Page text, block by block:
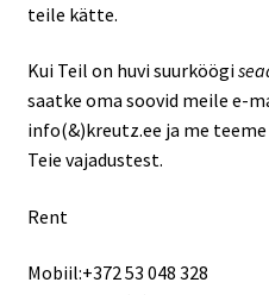
Teenused
Transport
teile kätte.
Kui Teil on huvi suurköögi
saatke oma soovid meile e-
info(&)kreutz.ee ja me
Teie vajadustest.
Rent
Mobiil:+372 53 048 328